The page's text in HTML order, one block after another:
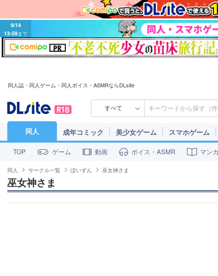
9/14
13:59まで
同人誌・同人ゲーム・同人ボイス・ASMRならDLsite
すべて
同人 成年コミック 美少女ゲーム スマホゲーム
TOP ゲーム 動画 ボイス・ASMR マン
同人 サークル一覧 ぽいずん 巫女神さま
巫女神さま